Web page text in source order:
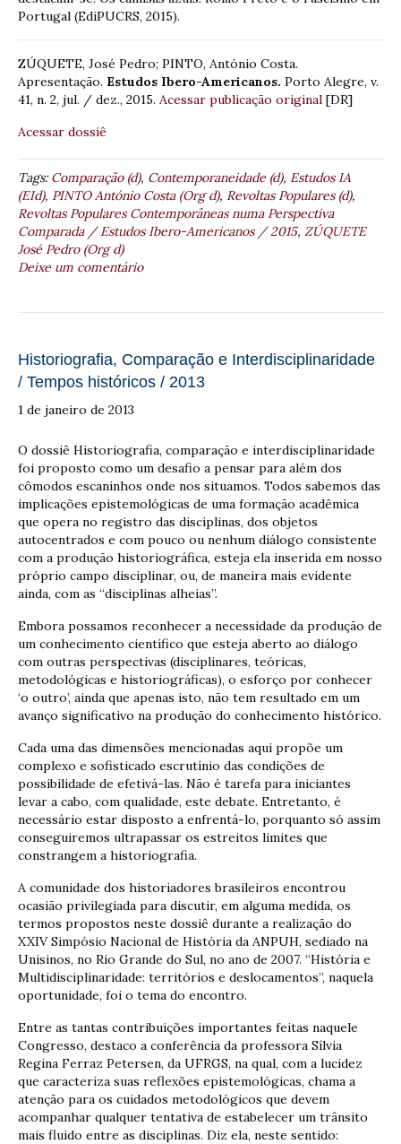
Portugal (EdiPUCRS, 2015).
ZÚQUETE, José Pedro; PINTO, António Costa.
Apresentação. Estudos Ibero-Americanos. Porto Alegre, v.
41, n. 2, jul. / dez., 2015. Acessar publicação original [DR]
Acessar dossiê
Tags:Comparação (d), Contemporaneidade (d), Estudos IA
(EId), PINTO António Costa (Org d), Revoltas Populares (d),
Revoltas Populares Contemporâneas numa Perspectiva
Comparada / Estudos Ibero-Americanos / 2015, ZÚQUETE
José Pedro (Org d)
Deixe um comentário
Historiografia, Comparação e Interdisciplinaridade
/ Tempos históricos / 2013
1 de janeiro de 2013
O dossiê Historiografia, comparação e interdisciplinaridade
foi proposto como um desafio a pensar para além dos
cômodos escaninhos onde nos situamos. Todos sabemos das
implicações epistemológicas de uma formação acadêmica
que opera no registro das disciplinas, dos objetos
autocentrados e com pouco ou nenhum diálogo consistente
com a produção historiográfica, esteja ela inserida em nosso
próprio campo disciplinar, ou, de maneira mais evidente
ainda, com as “disciplinas alheias”.
Embora possamos reconhecer a necessidade da produção de
um conhecimento científico que esteja aberto ao diálogo
com outras perspectivas (disciplinares, teóricas,
metodológicas e historiográficas), o esforço por conhecer
‘o outro’, ainda que apenas isto, não tem resultado em um
avanço significativo na produção do conhecimento histórico.
Cada uma das dimensões mencionadas aqui propõe um
complexo e sofisticado escrutínio das condições de
possibilidade de efetivá-las. Não é tarefa para iniciantes
levar a cabo, com qualidade, este debate. Entretanto, é
necessário estar disposto a enfrentá-lo, porquanto só assim
conseguiremos ultrapassar os estreitos limites que
constrangem a historiografia.
A comunidade dos historiadores brasileiros encontrou
ocasião privilegiada para discutir, em alguma medida, os
termos propostos neste dossiê durante a realização do
XXIV Simpósio Nacional de História da ANPUH, sediado na
Unisinos, no Rio Grande do Sul, no ano de 2007. “História e
Multidisciplinaridade: territórios e deslocamentos”, naquela
oportunidade, foi o tema do encontro.
Entre as tantas contribuições importantes feitas naquele
Congresso, destaco a conferência da professora Sílvia
Regina Ferraz Petersen, da UFRGS, na qual, com a lucidez
que caracteriza suas reflexões epistemológicas, chama a
atenção para os cuidados metodológicos que devem
acompanhar qualquer tentativa de estabelecer um trânsito
mais fluido entre as disciplinas. Diz ela, neste sentido: